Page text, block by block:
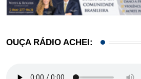
OUÇA RÁDIO ACHEI: